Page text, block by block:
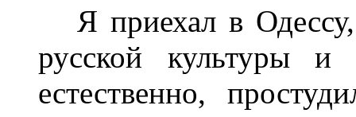
Я приехал в Одессу,
русской культуры и
естественно,